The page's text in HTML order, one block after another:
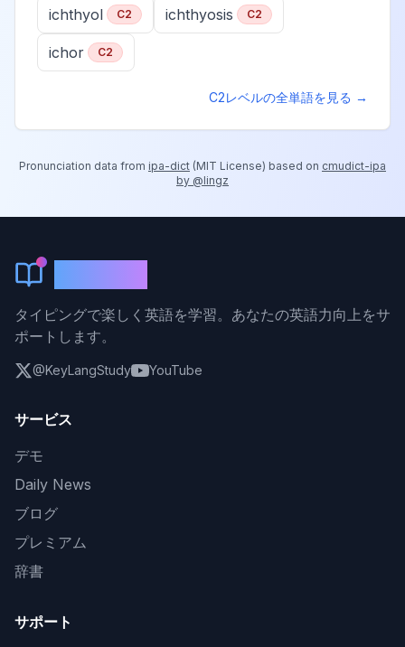
ichthyol C2 ichthyosis C2
ichor C2
C2レベルの全単語を見る →
Pronunciation data from ipa-dict (MIT License) based on cmudict-ipa
by @lingz
タイピングで楽しく英語を学習。あなたの英語力向上をサ
ポートします。
@KeyLangStudy YouTube
サービス
デモ
Daily News
ブログ
プレミアム
辞書
サポート